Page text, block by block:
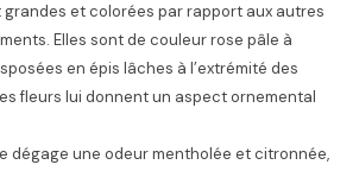
et colorées par rapport aux autres
Elles sont de couleur rose pâle à
en épis lâches à l’extrémité des
fleurs lui donnent un aspect ornemental
dégage une odeur mentholée et citronnée,